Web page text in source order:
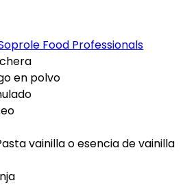
Food Professionals
en polvo
vainilla o esencia de vainilla